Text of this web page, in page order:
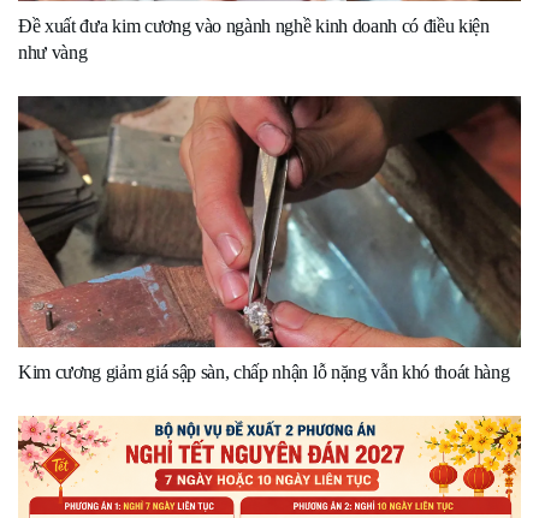
Đề xuất đưa kim cương vào ngành nghề kinh doanh có điều kiện
như vàng
Kim cương giảm giá sập sàn, chấp nhận lỗ nặng vẫn khó thoát hàng